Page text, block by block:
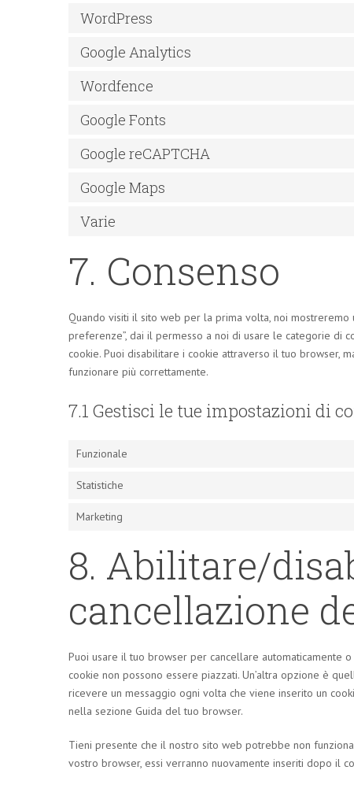
WordPress
Google Analytics
Wordfence
Google Fonts
Google reCAPTCHA
Google Maps
Varie
7. Consenso
Quando visiti il sito web per la prima volta, noi mostreremo
preferenze”, dai il permesso a noi di usare le categorie di
cookie. Puoi disabilitare i cookie attraverso il tuo browser,
funzionare più correttamente.
7.1 Gestisci le tue impostazioni di
Funzionale
Statistiche
Marketing
8. Abilitare/
cancellazione
Puoi usare il tuo browser per cancellare automaticamente
cookie non possono essere piazzati. Un’altra opzione è
ricevere un messaggio ogni volta che viene inserito un
nella sezione Guida del tuo browser.
Tieni presente che il nostro sito web potrebbe non
vostro browser, essi verranno nuovamente inseriti dopo il